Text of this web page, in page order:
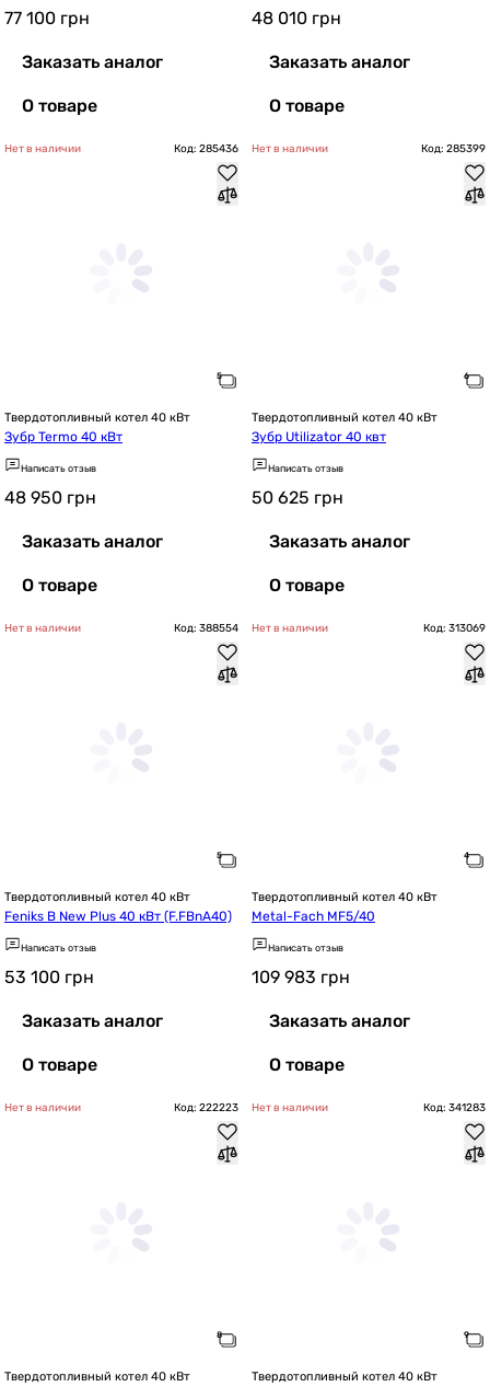
77 100 грн
Заказать аналог
О товаре
48 010 грн
Заказать аналог
О товаре
Нет в наличии Код: 285436
Твердотопливный котел 40 кВт
Зубр Termo 40 кВт
Написать отзыв
48 950 грн
Заказать аналог
О товаре
Нет в наличии Код: 285399
Твердотопливный котел 40 кВт
Зубр Utilizator 40 квт
Написать отзыв
50 625 грн
Заказать аналог
О товаре
Нет в наличии Код: 388554
Твердотопливный котел 40 кВт
Feniks B New Plus 40 кВт (F.FBnА40)
Написать отзыв
53 100 грн
Заказать аналог
О товаре
Нет в наличии Код: 313069
Твердотопливный котел 40 кВт
Metal-Fach MF5/40
Написать отзыв
109 983 грн
Заказать аналог
О товаре
Нет в наличии Код: 222223
Твердотопливный котел 40 кВт
Нет в наличии Код: 341283
Твердотопливный котел 40 кВт